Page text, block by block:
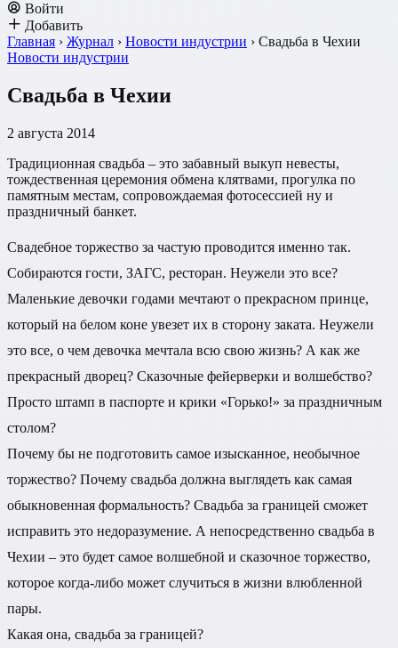
Войти
Добавить
Главная › Журнал › Новости индустрии › Свадьба в Чехии
Новости индустрии
Свадьба в Чехии
2 августа 2014
Традиционная свадьба – это забавный выкуп невесты,
тождественная церемония обмена клятвами, прогулка по
памятным местам, сопровождаемая фотосессией ну и
праздничный банкет.
Свадебное торжество за частую проводится именно так.
Собираются гости, ЗАГС, ресторан. Неужели это все?
Маленькие девочки годами мечтают о прекрасном принце,
который на белом коне увезет их в сторону заката. Неужели
это все, о чем девочка мечтала всю свою жизнь? А как же
прекрасный дворец? Сказочные фейерверки и волшебство?
Просто штамп в паспорте и крики «Горько!» за праздничным
столом?
Почему бы не подготовить самое изысканное, необычное
торжество? Почему свадьба должна выглядеть как самая
обыкновенная формальность? Свадьба за границей сможет
исправить это недоразумение. А непосредственно свадьба в
Чехии – это будет самое волшебной и сказочное торжество,
которое когда-либо может случиться в жизни влюбленной
пары.
Какая она, свадьба за границей?